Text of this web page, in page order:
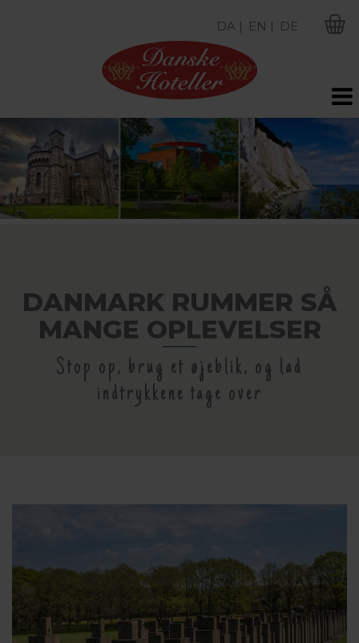
DA | EN | DE
DANMARK RUMMER SÅ
MANGE OPLEVELSER
Stop op, brug et øjeblik, og lad
indtrykkene tage over